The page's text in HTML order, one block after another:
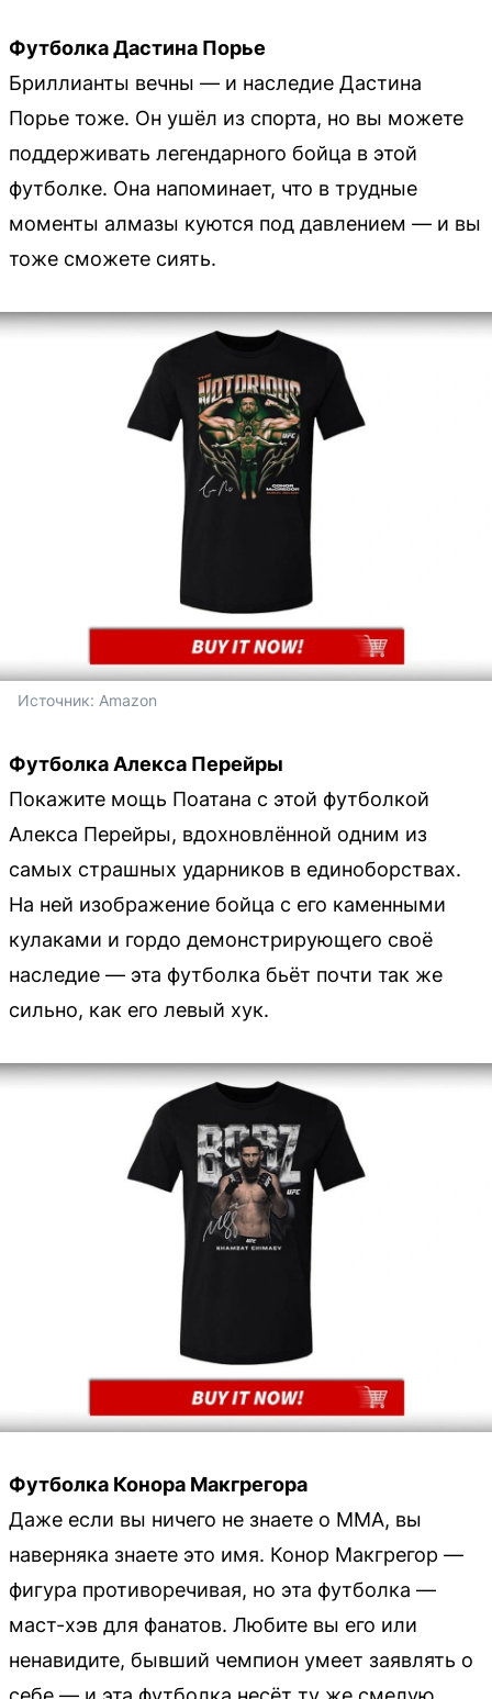
Футболка Дастина Порье
Бриллианты вечны — и наследие Дастина
Порье тоже. Он ушёл из спорта, но вы можете
поддерживать легендарного бойца в этой
футболке. Она напоминает, что в трудные
моменты алмазы куются под давлением — и вы
тоже сможете сиять.
Источник: Amazon
Футболка Алекса Перейры
Покажите мощь Поатана с этой футболкой
Алекса Перейры, вдохновлённой одним из
самых страшных ударников в единоборствах.
На ней изображение бойца с его каменными
кулаками и гордо демонстрирующего своё
наследие — эта футболка бьёт почти так же
сильно, как его левый хук.
Футболка Конора Макгрегора
Даже если вы ничего не знаете о ММА, вы
наверняка знаете это имя. Конор Макгрегор —
фигура противоречивая, но эта футболка —
маст-хэв для фанатов. Любите вы его или
ненавидите, бывший чемпион умеет заявлять о